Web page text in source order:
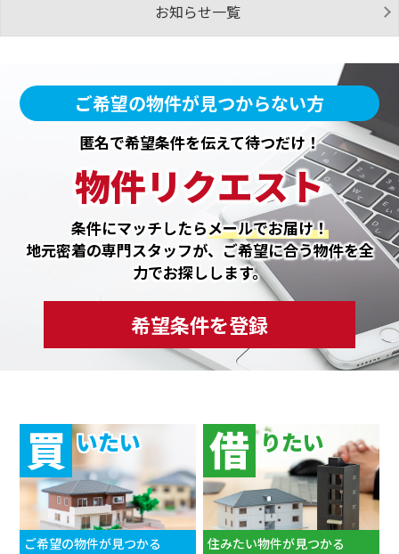
お知らせ一覧
ご希望の物件が見つからない方
匿名で希望条件を伝えて待つだけ！
物件リクエスト
条件にマッチしたらメールでお届け！
地元密着の専門スタッフが、ご希望に合う物件を全
力でお探しします。
希望条件を登録
買 いたい
ご希望の物件が見つかる
借 りたい
住みたい物件が見つかる